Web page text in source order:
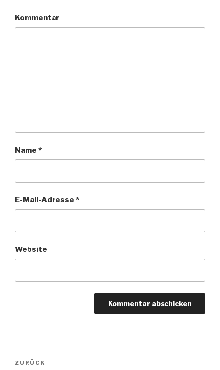
Kommentar
Name *
E-Mail-Adresse *
Website
Beitragsnavigation
Vorheriger
ZURÜCK